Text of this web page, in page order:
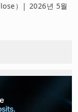
）| 2026년 5월